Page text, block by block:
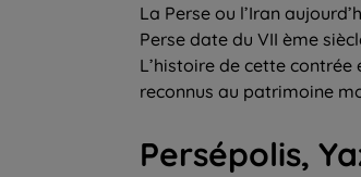
La Perse ou l’Iran
Perse date du VII ème
L’histoire de cette
reconnus au patrimoine
Persépolis,